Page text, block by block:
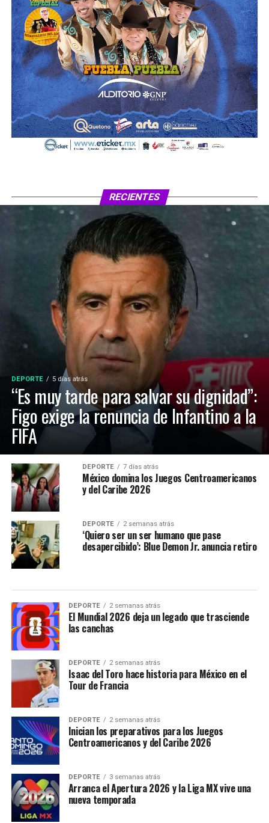
RECIENTES
DEPORTE 5 días atrás
“Es muy tarde para salvar su dignidad”:
Figo exige la renuncia de Infantino a la
FIFA
DEPORTE 7 días atrás
México domina los Juegos Centroamericanos
y del Caribe 2026
DEPORTE 2 semanas atrás
‘Quiero ser un ser humano que pase
desapercibido’: Blue Demon Jr. anuncia retiro
DEPORTE 2 semanas atrás
El Mundial 2026 deja un legado que trasciende
las canchas
DEPORTE 2 semanas atrás
Isaac del Toro hace historia para México en el
Tour de Francia
DEPORTE 2 semanas atrás
Inician los preparativos para los Juegos
Centroamericanos y del Caribe 2026
DEPORTE 3 semanas atrás
Arranca el Apertura 2026 y la Liga MX vive una
nueva temporada